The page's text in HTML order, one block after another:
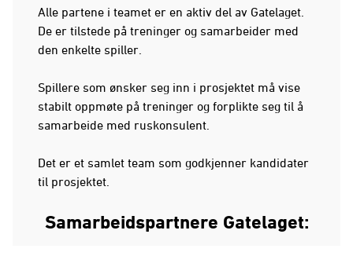
Alle partene i teamet er en aktiv del av Gatelaget.
De er tilstede på treninger og samarbeider med
den enkelte spiller.
Spillere som ønsker seg inn i prosjektet må vise
stabilt oppmøte på treninger og forplikte seg til å
samarbeide med ruskonsulent.
Det er et samlet team som godkjenner kandidater
til prosjektet.
Samarbeidspartnere Gatelaget: